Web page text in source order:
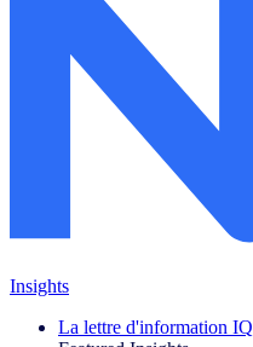
Insights
La lettre d'information